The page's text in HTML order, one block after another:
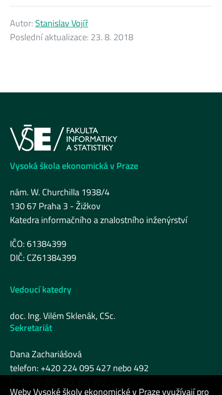
Autor: Stanislav Vojíř
Poslední aktualizace: 23. 8. 2018
Vysoká škola ekonomická v Praze
nám. W. Churchilla 1938/4
130 67 Praha 3 - Žižkov
Katedra informačního a znalostního inženýrství
IČO: 61384399
DIČ: CZ61384399
Vedoucí katedry
doc. Ing. Vilém Sklenák, CSc.
Sekretariát
Dana Zachariášová
telefon: +420 224 095 427 nebo 492
Weby Vysoké školy ekonomické v Praze využívají pro